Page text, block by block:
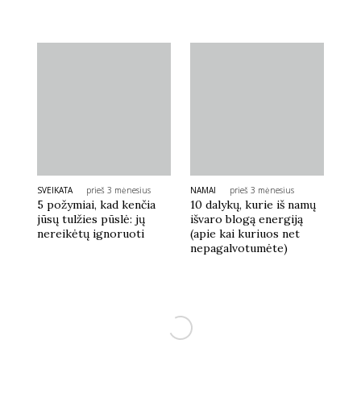
SVEIKATA prieš 3 mėnesius
5 požymiai, kad kenčia
jūsų tulžies pūslė: jų
nereikėtų ignoruoti
NAMAI prieš 3 mėnesius
10 dalykų, kurie iš namų
išvaro blogą energiją
(apie kai kuriuos net
nepagalvotumėte)